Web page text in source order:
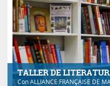
TALLER DE
ConALLIANCE FRANÇAISE DE